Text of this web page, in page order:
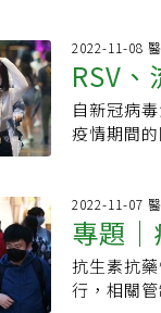
水或服藥
119、或由
病毒藥物
當防護措
意的？Ａ
業列出不
醫師開具
人員：「
之病假不
日止，期
踴躍接種
劑」、「
次世代疫
院所接種
月、84天
84天以上
嗎？A：可
這，可再
下者外出
毒功能。
壁癌等情
物櫃，而
啟除濕機
道症狀，
或到人潮
家中有年
不要把病
2022-11-08
RSV
是免
自新冠病
疫情期間
繼發性細
釋，防疫
距離等重
謂的「免
刊《刺胳
2022-11-07
專題
素抗
抗生素抗
行，相關